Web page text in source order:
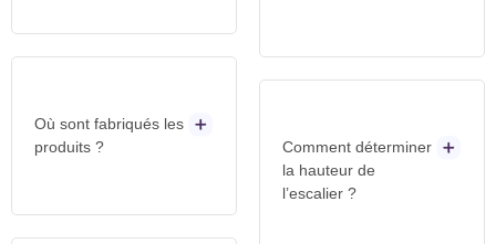
Où sont fabriqués les
produits ?
Comment déterminer
la hauteur de
l’escalier ?